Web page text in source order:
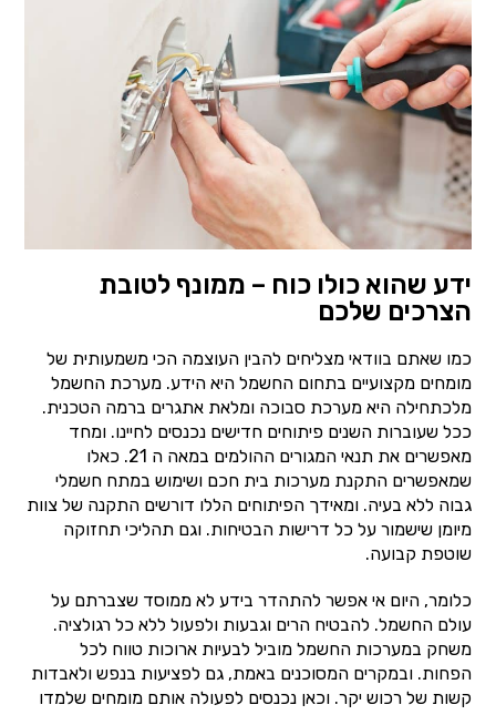
ידע שהוא כולו כוח – ממונף לטובת
הצרכים שלכם
כמו שאתם בוודאי מצליחים להבין העוצמה הכי משמעותית של
מומחים מקצועיים בתחום החשמל היא הידע. מערכת החשמל
מלכתחילה היא מערכת סבוכה ומלאת אתגרים ברמה הטכנית.
ככל שעוברות השנים פיתוחים חדישים נכנסים לחיינו. ומחד
מאפשרים את תנאי המגורים ההולמים במאה ה 21. כאלו
שמאפשרים התקנת מערכות בית חכם ושימוש במתח חשמלי
גבוה ללא בעיה. ומאידך הפיתוחים הללו דורשים התקנה של צוות
מיומן שישמור על כל דרישות הבטיחות. וגם תהליכי תחזוקה
שוטפת קבועה.
כלומר, היום אי אפשר להתהדר בידע לא ממוסד שצברתם על
עולם החשמל. להבטיח הרים וגבעות ולפעול ללא כל רגולציה.
משחק במערכות החשמל מוביל לבעיות ארוכות טווח לכל
הפחות. ובמקרים המסוכנים באמת, גם לפציעות בנפש ולאבדות
קשות של רכוש יקר. וכאן נכנסים לפעולה אותם מומחים שלמדו